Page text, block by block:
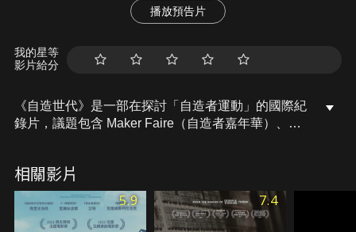
播放預告片
我的星等
影片給分
《自造世代》是一部在探討「自造者運動」的國際紀
錄片，議題包含 Maker Faire（自造者嘉年華）、
Manufacturing（製造）、自造者的商業模式等等。
片中訪問美國自造者運動的主要靈魂人物，以及科技
領域裡世界級的思想領袖，包含書《自造者時代》作
者也是前《連線》雜誌主編克里斯安德森、歐特克
相關影片
5.9 7.4